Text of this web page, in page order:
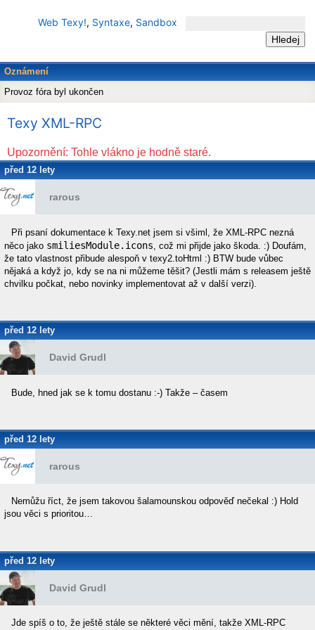
Web Texy!, Syntaxe, Sandbox
Oznámení
Provoz fóra byl ukončen
Texy XML-RPC
Upozornění: Tohle vlákno je hodně staré.
před 12 lety
rarous
Při psaní dokumentace k Texy.net jsem si všiml, že XML-RPC nezná
něco jako smiliesModule.icons , což mi přijde jako škoda. :) Doufám,
že tato vlastnost přibude alespoň v texy2.toHtml :) BTW bude vůbec
nějaká a když jo, kdy se na ni můžeme těšit? (Jestli mám s releasem ještě
chvilku počkat, nebo novinky implementovat až v další verzi).
před 12 lety
David Grudl
Bude, hned jak se k tomu dostanu :-) Takže – časem
před 12 lety
rarous
Nemůžu říct, že jsem takovou šalamounskou odpověď nečekal :) Hold
jsou věci s prioritou…
před 12 lety
David Grudl
Jde spíš o to, že ještě stále se některé věci mění, takže XML-RPC